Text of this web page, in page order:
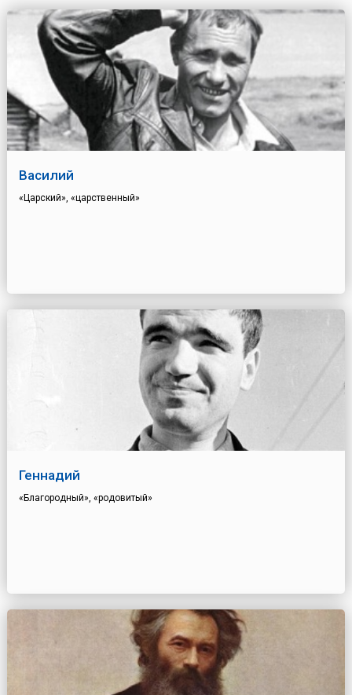
Василий
«Царский», «царственный»
Геннадий
«Благородный», «родовитый»